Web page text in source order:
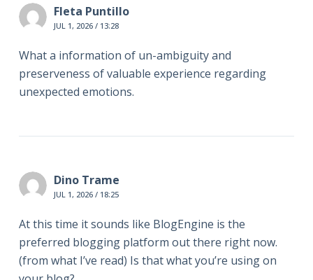
Fleta Puntillo
JUL 1, 2026 / 13:28
What a information of un-ambiguity and
preserveness of valuable experience regarding
unexpected emotions.
Dino Trame
JUL 1, 2026 / 18:25
At this time it sounds like BlogEngine is the
preferred blogging platform out there right now.
(from what I’ve read) Is that what you’re using on